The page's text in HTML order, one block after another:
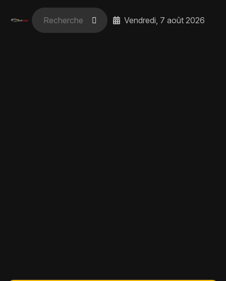
Vendredi, 7 août 2026